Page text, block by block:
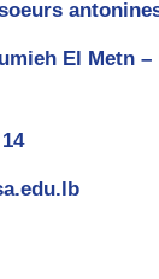
El Metn